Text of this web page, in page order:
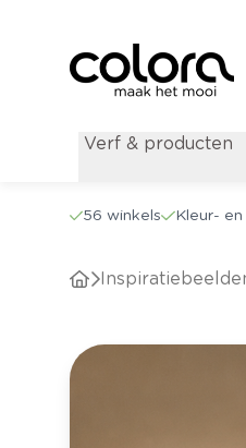
Verf & producten
56 winkels Kleur- en